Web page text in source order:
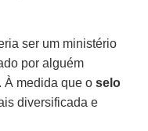
ser um ministério
por alguém
À medida que oselo
diversificada e